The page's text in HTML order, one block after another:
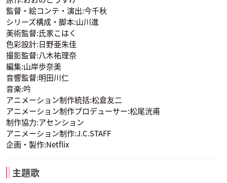
ヤクザの若頭
声優：福島潤
声優：柳田淳一
監督・絵コンテ・演出:今千秋
シリーズ構成・脚本:山川進
美術監督:氏家こはく
色彩設計:日野亜朱佳
撮影監督:八木祐理奈
編集:山岸歩奈美
音響監督:明田川仁
音楽:吟
アニメーション制作統括:松倉友二
アニメーション制作プロデューサー:松尾洸甫
制作協力:アセンション
アニメーション制作:J.C.STAFF
企画・製作:Netflix
主題歌